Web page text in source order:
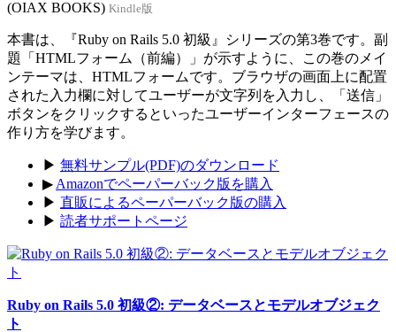
(OIAX BOOKS) Kindle版
本書は、『Ruby on Rails 5.0 初級』シリーズの第3巻です。副
題「HTMLフォーム（前編）」が示すように、この巻のメイ
ンテーマは、HTMLフォームです。ブラウザの画面上に配置
された入力欄に対してユーザーが文字列を入力し、「送信」
ボタンをクリックするといったユーザーインターフェースの
作り方を学びます。
▶ 無料サンプル(PDF)のダウンロード
▶ Amazonでペーパーバック版を購入
▶ 直販によるペーパーバック版の購入
▶ 読者サポートページ
Ruby on Rails 5.0 初級②: データベースとモデルオブジェク
ト